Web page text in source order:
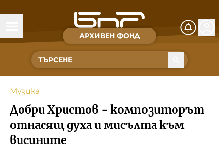
АРХИВЕН ФОНД
Времена и хора
Култура
Музика
Спорт
За Нас
Музика
Добри Христов - композиторът
отнасящ духа и мисълта към
висините